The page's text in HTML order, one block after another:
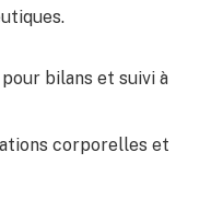
bilans et suivi à
corporelles et